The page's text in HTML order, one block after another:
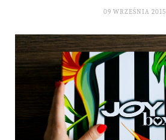
09 WRZEŚNIA 2015